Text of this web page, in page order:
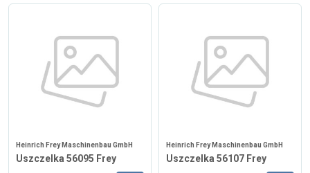
Heinrich Frey Maschinenbau GmbH
Uszczelka 56095 Frey
Heinrich Frey Maschinenbau GmbH
Uszczelka 56107 Frey